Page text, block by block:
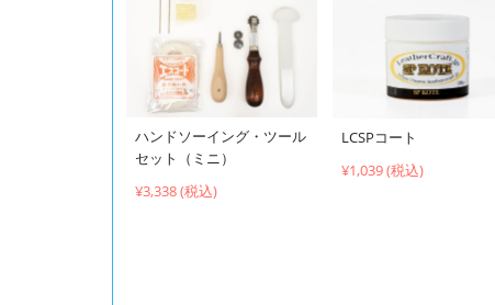
ハンドソーイング・ツール
セット（ミニ）
¥3,338 (税込)
LCSPコート
¥1,039 (税込)